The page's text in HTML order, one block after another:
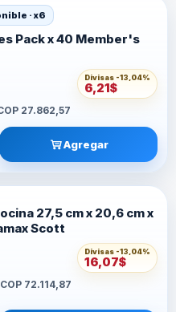
· x6
Pack x 40 Member's
Divisas -13,04%
6,21$
27.862,57
Agregar
27,5 cm x 20,6 cm x
Scott
Divisas -13,04%
16,07$
72.114,87